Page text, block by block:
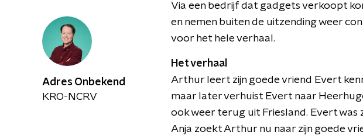
Via een bedrijf dat gadgets verkoopt
en nemen buiten de uitzending weer
voor het hele verhaal.
Het verhaal
Arthur leert zijn goede vriend Evert
maar later verhuist Evert naar
ook weer terug uit Friesland. Evert was
Anja zoekt Arthur nu naar zijn goede
Adres Onbekend
KRO-NCRV